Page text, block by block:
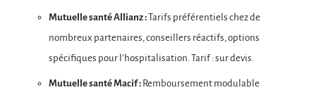
Mutuelle santé Allianz :Tarifs préférentiels chez de
nombreux partenaires, conseillers réactifs, options
spécifiques pour l’hospitalisation. Tarif : sur devis.
Mutuelle santé Macif : Remboursement modulable